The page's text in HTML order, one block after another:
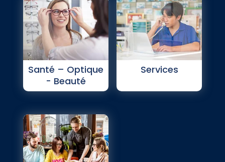
Santé – Optique
- Beauté
Services